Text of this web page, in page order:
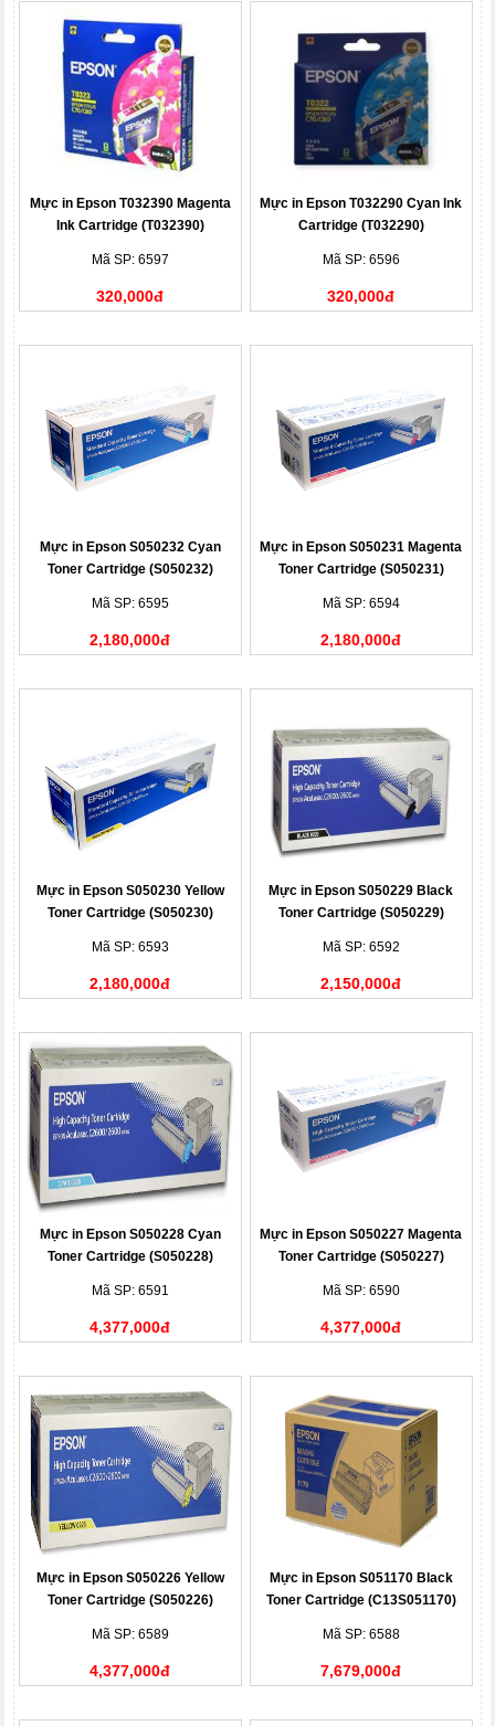
Mực in Epson T032390 Magenta
Ink Cartridge (T032390)
Mã SP: 6597
320,000đ
Mực in Epson T032290 Cyan Ink
Cartridge (T032290)
Mã SP: 6596
320,000đ
Mực in Epson S050232 Cyan
Toner Cartridge (S050232)
Mã SP: 6595
2,180,000đ
Mực in Epson S050231 Magenta
Toner Cartridge (S050231)
Mã SP: 6594
2,180,000đ
Mực in Epson S050230 Yellow
Toner Cartridge (S050230)
Mã SP: 6593
2,180,000đ
Mực in Epson S050229 Black
Toner Cartridge (S050229)
Mã SP: 6592
2,150,000đ
Mực in Epson S050228 Cyan
Toner Cartridge (S050228)
Mã SP: 6591
4,377,000đ
Mực in Epson S050227 Magenta
Toner Cartridge (S050227)
Mã SP: 6590
4,377,000đ
Mực in Epson S050226 Yellow
Toner Cartridge (S050226)
Mã SP: 6589
4,377,000đ
Mực in Epson S051170 Black
Toner Cartridge (C13S051170)
Mã SP: 6588
7,679,000đ